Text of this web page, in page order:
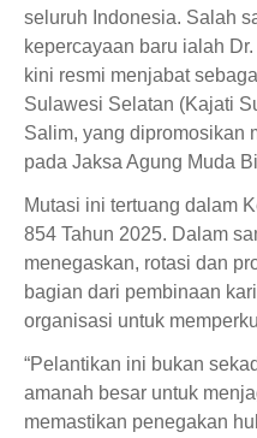
seluruh Indonesia. Salah
kepercayaan baru ialah
kini resmi menjabat
Sulawesi Selatan (Kajati
Salim, yang dipromosikan
pada Jaksa Agung Muda
Mutasi ini tertuang dalam
854 Tahun 2025. Dalam
menegaskan, rotasi dan
bagian dari pembinaan
organisasi untuk
“Pelantikan ini bukan
amanah besar untuk
memastikan penegakan